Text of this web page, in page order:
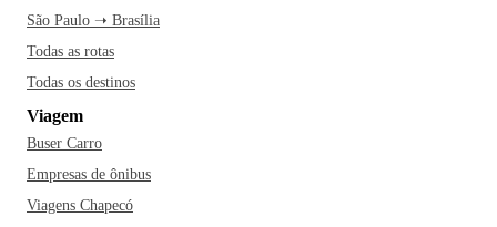
São Paulo ➝ Brasília
Todas as rotas
Todas os destinos
Viagem
Buser Carro
Empresas de ônibus
Viagens Chapecó